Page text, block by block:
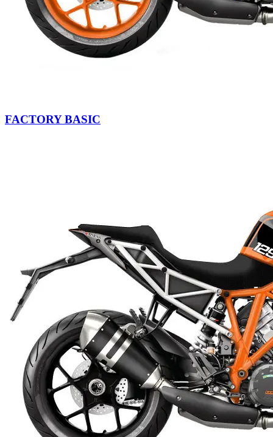
FACTORY BASIC